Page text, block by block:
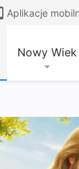
Aplikacje
Nowy Wiek